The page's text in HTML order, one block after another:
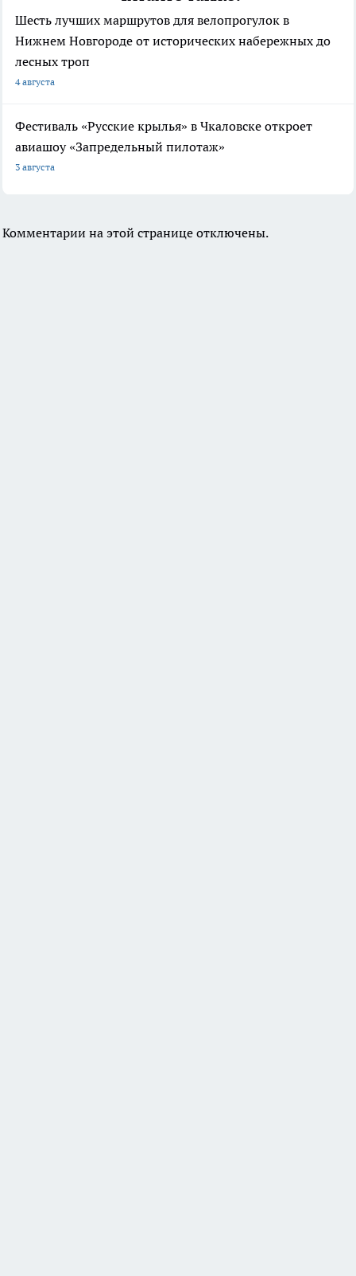
Шесть лучших маршрутов для велопрогулок в
Нижнем Новгороде от исторических набережных до
лесных троп
4 августа
Фестиваль «Русские крылья» в Чкаловске откроет
авиашоу «Запредельный пилотаж»
3 августа
Комментарии на этой странице отключены.